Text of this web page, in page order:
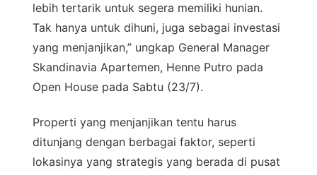
lebih tertarik untuk segera memiliki hunian.
Tak hanya untuk dihuni, juga sebagai investasi
yang menjanjikan,” ungkap General Manager
Skandinavia Apartemen, Henne Putro pada
Open House pada Sabtu (23/7).
Properti yang menjanjikan tentu harus
ditunjang dengan berbagai faktor, seperti
lokasinya yang strategis yang berada di pusat